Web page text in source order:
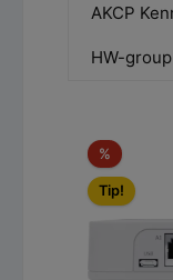
AKCP
HW-group
%Korting
Tip!